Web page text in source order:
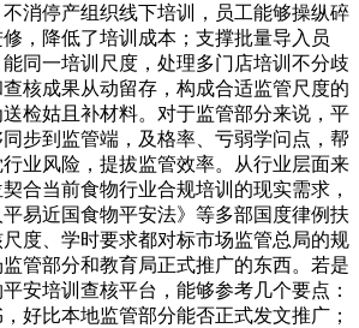
消停产组织线下培训，员工能够操纵碎
，降低了培训成本；支撑批量导入员
同一培训尺度，处理多门店培训不分歧
核成果从动留存，构成合适监管尺度的
检姑且补材料。对于监管部分来说，平
步到监管端，及格率、亏弱学问点，帮
业风险，提拔监管效率。从行业层面来
合当前食物行业合规培训的现实需求，
易近国食物平安法》等多部国度律例扶
度、学时要求都对标市场监管总局的规
管部分和教育局正式推广的东西。若是
安培训查核平台，能够参考几个要点：
好比本地监管部分能否正式发文推广；